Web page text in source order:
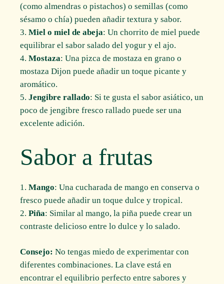
(como almendras o pistachos) o semillas (como
sésamo o chía) pueden añadir textura y sabor.
Miel o miel de abeja: Un chorrito de miel puede
equilibrar el sabor salado del yogur y el ajo.
Mostaza: Una pizca de mostaza en grano o
mostaza Dijon puede añadir un toque picante y
aromático.
Jengibre rallado: Si te gusta el sabor asiático, un
poco de jengibre fresco rallado puede ser una
excelente adición.
Sabor a frutas
Mango: Una cucharada de mango en conserva o
fresco puede añadir un toque dulce y tropical.
Piña: Similar al mango, la piña puede crear un
contraste delicioso entre lo dulce y lo salado.
Consejo: No tengas miedo de experimentar con
diferentes combinaciones. La clave está en
encontrar el equilibrio perfecto entre sabores y